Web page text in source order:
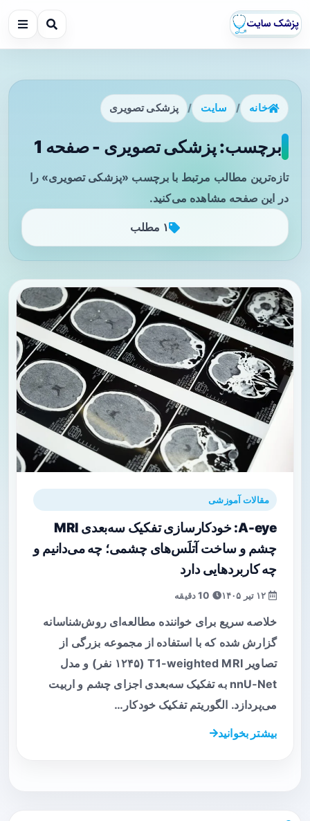
خانه / سایت / پزشکی تصویری
برچسب: پزشکی تصویری - صفحه 1
تازه‌ترین مطالب مرتبط با برچسب «پزشکی تصویری» را
در این صفحه مشاهده می‌کنید.
۱ مطلب
مقالات آموزشی
A-eye: خودکارسازی تفکیک سه‌بعدی MRI
چشم و ساخت آتلَس‌های چشمی؛ چه می‌دانیم و
چه کاربردهایی دارد
خلاصه سریع برای خواننده مطالعه‌ای روش‌شناسانه
گزارش شده که با استفاده از مجموعه بزرگی از
تصاویر T1-weighted MRI (۱۲۴۵ نفر) و مدل
nnU‑Net به تفکیک سه‌بعدی اجزای چشم و اربیت
می‌پردازد. الگوریتم تفکیک خودکار…
بیشتر بخوانید